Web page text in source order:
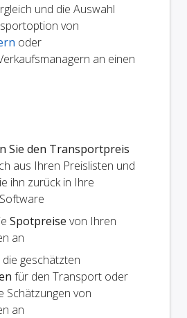
und die Auswahl
von
oder
an einen
Sie den Transportpreis
aus Ihren Preislisten und
ihn zurück in Ihre
Spotpreise von Ihren
an
die geschätzten
für den Transport oder
Schätzungen von
an